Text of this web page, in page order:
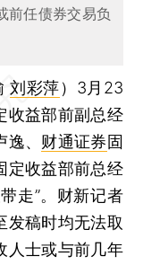
前任债券交易负
刘彩萍） 3月23
收益部前副总经
、 财通证券固
定收益部前总经
走”。财新记者
发稿时均无法取
人士或与前几年